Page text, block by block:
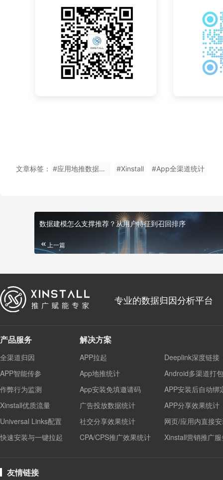
文章标签： #应用地推数据统计 #Xinstall #App全渠道统计
数据建模怎么支撑推荐？从用户特征到召回排序
上一篇
专业的数据归因分析平台
产品服务
全渠道归因
APP智能传参
作弊行为监测
Xinstall优质流量
Universal Links配置
快速安装与一键拉起
解决方案
APP拉起
Deeplink深度链接
App地推统计
Android多渠道打包
App安装免填邀请码
APP安装后自动绑
广告投放数据统计
APP分享效果统计
社交分享效果统计
网页/应用内直接
CPA/CPS推广效果统计
Xinstall营销推广
友情链接